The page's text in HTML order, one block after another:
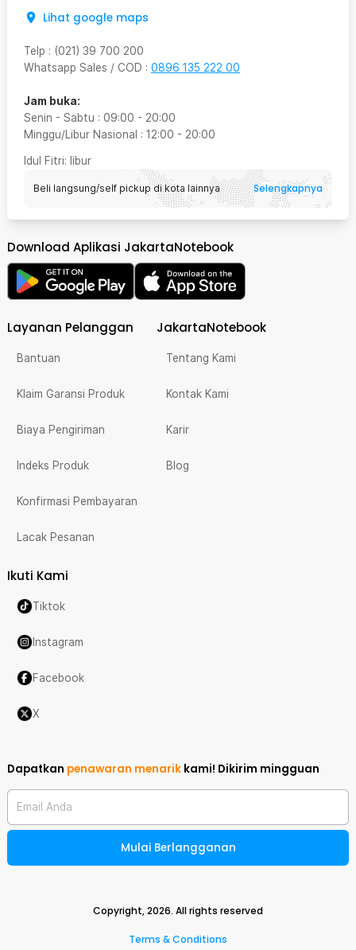
Lihat google maps
Telp : (021) 39 700 200
Whatsapp Sales / COD : 0896 135 222 00
Jam buka:
Senin - Sabtu : 09:00 - 20:00
Minggu/Libur Nasional : 12:00 - 20:00
Idul Fitri: libur
Beli langsung/self pickup di kota lainnya Selengkapnya
Download Aplikasi JakartaNotebook
Layanan Pelanggan
Bantuan
Klaim Garansi Produk
Biaya Pengiriman
Indeks Produk
Konfirmasi Pembayaran
Lacak Pesanan
JakartaNotebook
Tentang Kami
Kontak Kami
Karir
Blog
Ikuti Kami
Tiktok
Instagram
Facebook
X
Dapatkan penawaran menarik kami! Dikirim mingguan
Email Anda
Mulai Berlangganan
Copyright,2026. All rights reserved
Terms & Conditions